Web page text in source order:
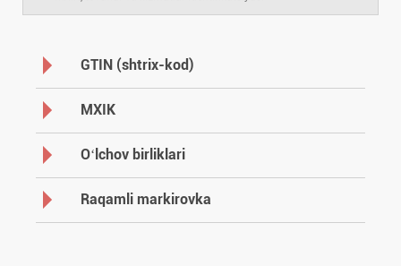
GTIN (shtriх-kod)
MXIK
Oʻlchov birliklari
Raqamli markirovka